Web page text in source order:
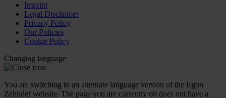
Imprint
Legal Disclaimer
Privacy Policy
Our Policies
Cookie Policy
Changing language
You are switching to an alternate language version of the Egon
Zehnder website. The page you are currently on does not have a